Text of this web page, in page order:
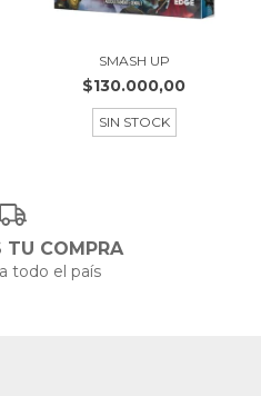
SMASH UP
$130.000,00
SIN STOCK
TU COMPRA
todo el país